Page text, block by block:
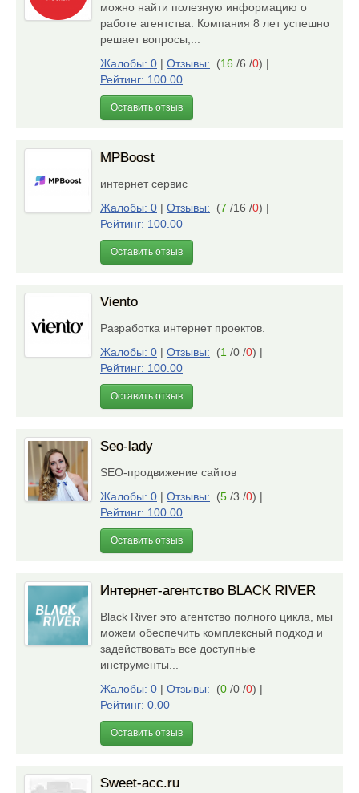
можно найти полезную информацию о
работе агентства. Компания 8 лет успешно
решает вопросы,...
Жалобы: 0 | Отзывы: (16 /6 /0) |
Рейтинг: 100.00
Оставить отзыв
MPBoost
интернет сервис
Жалобы: 0 | Отзывы: (7 /16 /0) |
Рейтинг: 100.00
Оставить отзыв
Viento
Разработка интернет проектов.
Жалобы: 0 | Отзывы: (1 /0 /0) |
Рейтинг: 100.00
Оставить отзыв
Seo-lady
SEO-продвижение сайтов
Жалобы: 0 | Отзывы: (5 /3 /0) |
Рейтинг: 100.00
Оставить отзыв
Интернет-агентство BLACK RIVER
Black River это агентство полного цикла, мы
можем обеспечить комплексный подход и
задействовать все доступные
инструменты...
Жалобы: 0 | Отзывы: (0 /0 /0) |
Рейтинг: 0.00
Оставить отзыв
Sweet-acc.ru